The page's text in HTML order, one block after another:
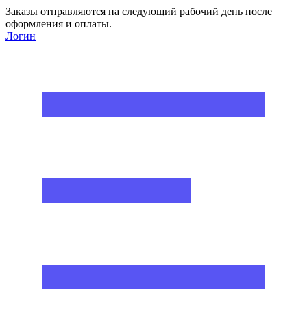
Заказы отправляются на следующий рабочий день после
оформления и оплаты.
Логин